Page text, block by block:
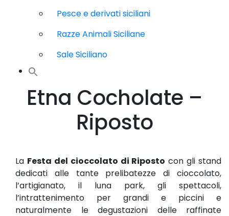
Pesce e derivati siciliani
Razze Animali Siciliane
Sale Siciliano
Etna Cocholate –
Riposto
La Festa del cioccolato di Riposto con gli stand
dedicati alle tante prelibatezze di cioccolato,
l’artigianato, il luna park, gli spettacoli,
l’intrattenimento per grandi e piccini e
naturalmente le degustazioni delle raffinate